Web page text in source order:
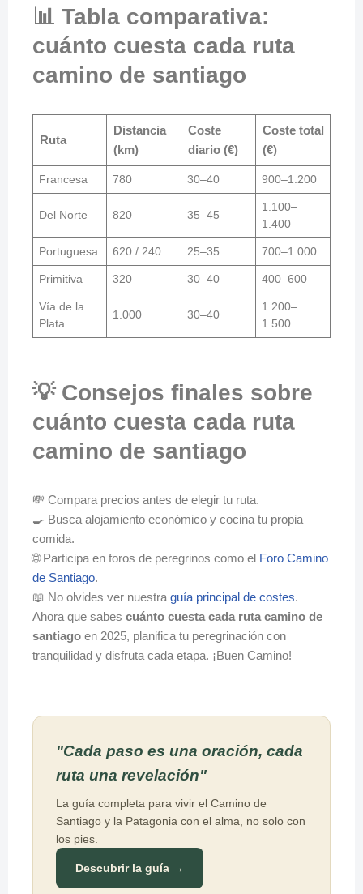
📊 Tabla comparativa:
cuánto cuesta cada ruta
camino de santiago
Ruta
Distancia
(km)
Coste
diario (€)
Coste total
(€)
Francesa 780 30–40 900–1.200
Del Norte 820 35–45
1.100–
1.400
Portuguesa 620 / 240 25–35 700–1.000
Primitiva 320 30–40 400–600
Vía de la
Plata
1.000 30–40
1.200–
1.500
💡 Consejos finales sobre
cuánto cuesta cada ruta
camino de santiago
💸 Compara precios antes de elegir tu ruta.
🍳 Busca alojamiento económico y cocina tu propia
comida.
🌐 Participa en foros de peregrinos como el Foro Camino
de Santiago.
📖 No olvides ver nuestra guía principal de costes.
Ahora que sabes cuánto cuesta cada ruta camino de
santiago en 2025, planifica tu peregrinación con
tranquilidad y disfruta cada etapa. ¡Buen Camino!
"Cada paso es una oración, cada
ruta una revelación"
La guía completa para vivir el Camino de
Santiago y la Patagonia con el alma, no solo con
los pies.
Descubrir la guía →